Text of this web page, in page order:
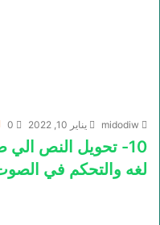
midodiw يناير 10, 2022 0
10- تحويل النص
لغه والتحكم في